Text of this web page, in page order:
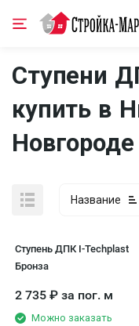
Ступени
купить в
Новгороде
Название
Ступень ДПК I-Techplast
Бронза
2 735 ₽ за пог. м
Можно заказать